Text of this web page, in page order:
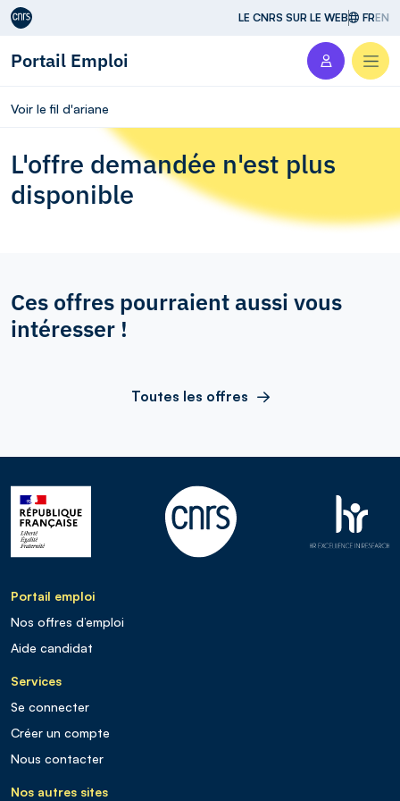
Aller au contenu LE CNRS SUR LE WEB FREN
Portail Emploi
Voir le fil d'ariane
L'offre demandée n'est plus
disponible
Ces offres pourraient aussi vous
intéresser !
Toutes les offres
Portail emploi
Nos offres d’emploi
Aide candidat
Services
Se connecter
Créer un compte
Nous contacter
Nos autres sites